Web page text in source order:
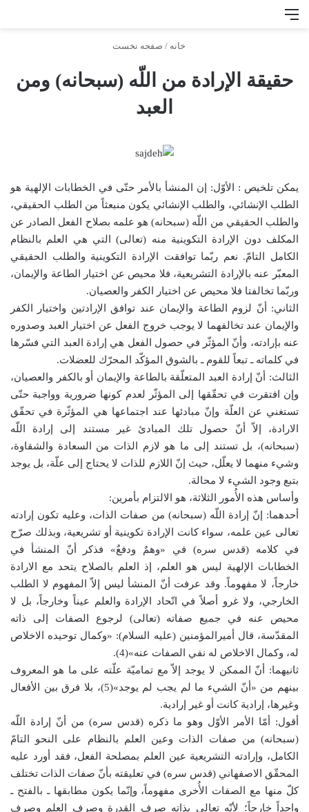
خانه / صفحه نخست
حقيقة الإرادة من اللّه (سبحانه) ومن
العبد
يمكن تلخيص : الأوّل: إن المنشأ بالأمر حتّى في الخطابات الإلهية هو
الطلب الإنشائي، والطلب الإنشائي يكون منبعثاً من
الطلب الحقيقي،
والطلب الحقيقي من اللّه (سبحانه) هو علمه بصلاح الفعل الصادر عن
المكلف دون الإرادة التكوينية منه (تعالى) التي هي العلم بالنظام
الكامل التامّ. نعم ربّما توافقت الإرادة التكوينية والطلب الحقيقي
المعبّر عنه بالإرادة التشريعية، فلا محيص عن اختيار الطاعة والإيمان،
وربّما تخالفتا فلا محيص عن اختيار الكفر والعصيان.
الثاني: أنّ لزوم الطاعة والإيمان عند توافق الإرادتين واختيار الكفر
والإيمان عند تخالفهما لا يوجب خروج الفعل عن اختيار العبد وصدوره
عنه بإرادته، وأنّ المؤثّر في حصول الفعل هي إرادة العبد التي فسّرها
في كلماته ـ تبعاً للقوم ـ بالشوق المؤكّد المحرّك للعضلات.
الثالث: أنّ إرادة العبد المتعلّقة بالطاعة والإيمان أو بالكفر والعصيان،
وإن افتقرت في تحقّقها إلى المؤثّر لعدم كونها ضرورية وواجبة حتّى
تستغني عن العلّة وإنّ مبادئها عند اجتماعها هي المؤثّرة في تحقّق
الارادة، إلاّ أنّ حصول تلك المبادئ غير مستند إلى إرادة اللّه
(سبحانه)، بل تستند إلى ما هو لازم الذات من السعادة والشقاوة،
وشيء منهما لا يعلّل، حيث إنّ اللازم للذات لا يحتاج إلى علّة، بل يوجد
بتبع وجود الشيء لا محالة.
وأساس هذه الأُمور الثلاثة، هو الالتزام بأمرين:
أحدهما: إنّ إرادة اللّه (سبحانه) من صفات الذات، وعليه تكون إرادته
تعالى عين علمه، سواء كانت الإرادة تكوينية أو تشريعية، وبذلك صرّح
في كلامه (قدس سره) في «وهمٌ ودفعٌ» فذكر أنّ المنشأ في
الخطابات الإلهية ليس هو العلم، إذ العلم بالصلاح يتحد مع الارادة
خارجاً، لا مفهوماً. وقد عرفت أنّ المنشأ ليس إلاّ المفهوم لا الطلب
الخارجي، ولا غرو أصلاً في اتّحاد الإرادة والعلم عيناً وخارجاً، بل لا
محيص عنه في جميع صفاته (تعالى) لرجوع الصفات إلى ذاته
المقدّسة، قال أميرالمؤمنين (عليه السلام): «وكمال توحيده الاخلاص
له، وكمال الاخلاص له نفي الصفات عنه»(4).
ثانيهما: أنّ الممكن لا يوجد إلاّ مع تماميّة علّته على ما هو المعروف
بينهم من «أنّ الشيء ما لم يجب لم يوجد»(5)، بلا فرق بين الأفعال
وغيرها، إرادية كانت أو غير إرادية.
أقول: أمّا الأمر الأوّل وهو ما ذكره (قدس سره) من أنّ إرادة اللّه
(سبحانه) من صفات الذات وعين العلم بالنظام على النحو التامّ
الكامل، وإرادته التشريعية عين العلم بمصلحة الفعل، فقد أورد عليه
المحقّق الاصفهاني (قدس سره) في تعليقته بأنّ صفات الذات تختلف
كلّ منها مع الصفات الأُخرى مفهوماً، وإنّما يكون مطابقها ـ بالفتح ـ
واحداً خارجاً؛ لأنّه تعالى بذاته صرف القدرة وصرف العلم وصرف